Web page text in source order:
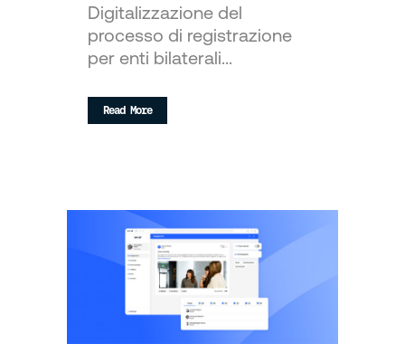
Digitalizzazione del
processo di registrazione
per enti bilaterali...
Read More